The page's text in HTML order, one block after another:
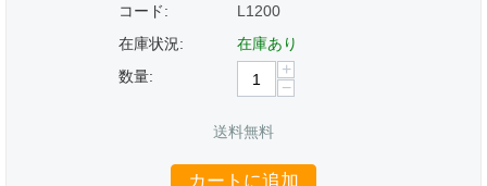
コード:
L1200
在庫状況:
在庫あり
数量:
+
−
送料無料
カートに追加